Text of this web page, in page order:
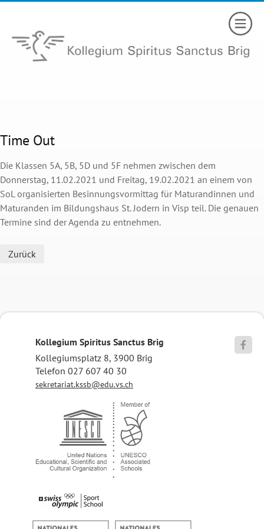
Time Out
Die Klassen 5A, 5B, 5D und 5F nehmen zwischen dem
Donnerstag, 11.02.2021 und Freitag, 19.02.2021 an einem von
SoL organisierten Besinnungsvormittag für Maturandinnen und
Maturanden im Bildungshaus St. Jodern in Visp teil. Die genauen
Termine sind der Agenda zu entnehmen.
Zurück
Kollegium Spiritus Sanctus Brig
Kollegiumsplatz 8, 3900 Brig
Telefon 027 607 40 30
sekretariat.kssb@edu.vs.ch
